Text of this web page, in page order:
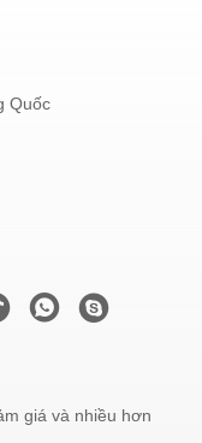
Quốc
giá và nhiều hơn